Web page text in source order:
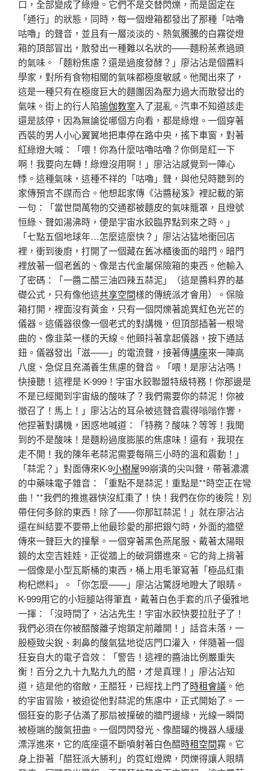
口，全部變成了綠燈。它們不是交替閃爍，而是固定在
「通行」的狀態，同時，每一個燈箱都發出了那種「咕嚕
咕嚕」的聲音，並且有一層淡淡的、熱氣騰騰的白霧從燈
箱的頂部冒出，散發出一種難以名狀的——麵粉蒸煮過頭
的氣味。「麵粉焦慮？還是過度發酵？」廖沾沾是個醬料
學家，對所有食物相關的氣味都極度敏感。他聞出來了，
這是一種只有在極度巨大的麵團因為壓力過大而散發出的
氣味。街上的行人陷瑜伽教室入了混亂。汽車不知道該走
還是該停，因為無論從哪個方向看，都是綠燈。一個穿著
西裝的男人小心翼翼地把車停在路中央，搖下車窗，對著
紅綠燈大喊：「喂！你為什麼咕嚕咕嚕？你倒是紅一下
啊！我要向左轉！綠燈沒用啊！」廖沾沾感覺到一陣心
悸。這種氣味，這種不祥的「咕嚕」聲，與他兒時聽到的
家傳預言不謀而合。他想起家傳《沾醬秘笈》裡記載的第
一句：「當世間萬物的交通都被麵皮的氣味籠罩，且燈號
恒綠、聲如湯沸時，便是宇宙水餃臨界點到來之時。」
「七點五個地球年…怎麼這麼快？」廖沾沾猛地衝回店
裡，衝到後廚，打開了一個藏在舊冰櫃後面的暗門。暗門
裡放著一個老舊的、像是古代金屬保險箱的東西。他輸入
了密碼：「一醬二醋三油四辣五蒜泥」（這是醬料界的基
礎公式，只有像他這共享空間樣的傳統派才會用）。保險
箱打開，裡面沒有黃金，只有一個閃爍著詭異紅色光芒的
儀器。這儀器很像一個老式的對講機，但頂部插著一根彎
曲的、像韭菜一樣的天線。他顫抖著拿起儀器，按下通話
鈕。儀器發出「滋——」的電流聲，接著傳講座來一陣高
八度、急促且充滿養生焦慮的聲音。「喂！是廖沾沾嗎！
快接聽！這裡是 K-999！宇宙水餃聯盟特級特務！你那邊是
不是已經聞到宇宙級的酸味了？我們需要你的蒜泥！你被
徵召了！馬上！」廖沾沾的耳朵被這聲音震得嗡嗡作響，
他捏著對講機，困惑地喊道：「特務？酸味？等等！我聞
到的不是酸味！是麵粉過度膨脹的焦慮味！還有，我現在
走不開！我的陳年老蒜泥需要每隔三小時的溫和震動！」
「蒜泥？」對面傳來K-9小樹屋99崩潰的尖叫聲，帶著濃濃
的中藥味電子雜音：「重點不是蒜泥！重點是**時空正在彎
曲！**我們的推進器快沒紅棗了！快！我們在你的後院！別
帶任何多餘的東西！除了——你那缸蒜泥！」就在廖沾沾
還在糾結要不要帶上他最珍愛的那把銀勺時，外面的牆壁
傳來一聲巨大的撞擊。一個穿著黑色燕尾服、戴著太陽眼
鏡的太空吉娃娃，正從牆上的破洞鑽進來。它的背上揹著
一個像是小型瓦斯桶的東西，桶上用毛筆寫著「極品紅棗
枸杞燃料」。「你怎麼——」廖沾沾驚訝地瞪大了眼睛。
K-999用它的小短腿站得筆直，戴著白色手套的爪子優雅地
一揮：「沒時間了，沾沾先生！宇宙水餃快要拉肚子了！
我們必須在你被醋酸離子炮鎖定前離開！」話音未落，一
股極致尖銳、刺鼻的酸氣猛地從店門口灌入，伴隨著一個
狂妄自大的電子音效：「警告！這裡的醬油比例嚴重失
衡！百分之九十九點九九的醋，才是真理！」廖沾沾知
道，這是他的宿敵，王醋狂，已經找上門了時租會議 。他
的宇宙冒險，被迫從他對蒜泥的焦慮中，正式開始了。一
個狂妄的影子佔滿了那扇被撞破的牆門邊緣，光線一瞬間
被極端的酸氣扭曲。一個閃閃發光、像醋罐的機器人緩緩
漂浮進來，它的底座還不斷噴射著白色醋時租空間霧。它
身上掛著「醋狂派大勝利」的霓虹燈牌，閃爍得讓人眼睛